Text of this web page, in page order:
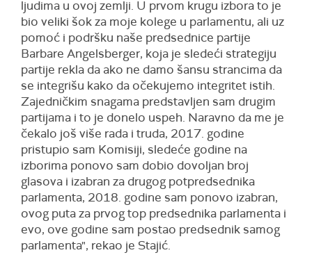
ljudima u ovoj zemlji. U prvom krugu izbora to je
bio veliki šok za moje kolege u parlamentu, ali uz
pomoć i podršku naše predsednice partije
Barbare Angelsberger, koja je sledeći strategiju
partije rekla da ako ne damo šansu strancima da
se integrišu kako da očekujemo integritet istih.
Zajedničkim snagama predstavljen sam drugim
partijama i to je donelo uspeh. Naravno da me je
čekalo još više rada i truda, 2017. godine
pristupio sam Komisiji, sledeće godine na
izborima ponovo sam dobio dovoljan broj
glasova i izabran za drugog potpredsednika
parlamenta, 2018. godine sam ponovo izabran,
ovog puta za prvog top predsednika parlamenta i
evo, ove godine sam postao predsednik samog
parlamenta", rekao je Stajić.